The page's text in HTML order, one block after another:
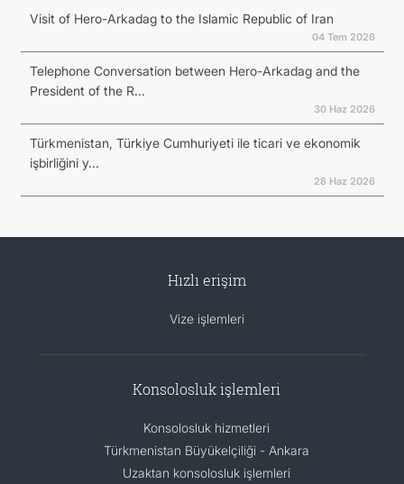
Visit of Hero-Arkadag to the Islamic Republic of Iran
04 Tem 2026
Telephone Conversation between Hero-Arkadag and the
President of the R...
30 Haz 2026
Türkmenistan, Türkiye Cumhuriyeti ile ticari ve ekonomik
işbirliğini y...
28 Haz 2026
Hızlı erişim
Vize işlemleri
Konsolosluk işlemleri
Konsolosluk hizmetleri
Türkmenistan Büyükelçiliği - Ankara
Uzaktan konsolosluk işlemleri